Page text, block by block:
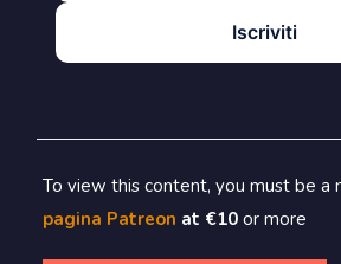
Iscriviti
To view this content, you must be a
pagina Patreon at €10 or more